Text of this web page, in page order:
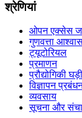
श्रेणियां
ओपन एक्सेस
गुणवत्ता
ट्यूटोरियल
प्रमाणन
प्रौद्योगिकी घड़ी
विज्ञापन
व्यवसाय
सूचना और